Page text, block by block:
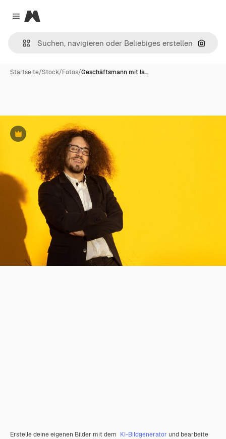
Close menu
Magnific
Nach
Startseite/Stock/Fotos/Geschäftsmann mit la…
Premium
Erstelle deine eigenen Bilder mit dem KI-Bildgenerator und bearbeite